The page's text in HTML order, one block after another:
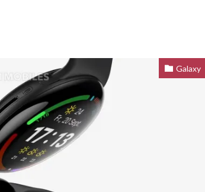
Galaxy